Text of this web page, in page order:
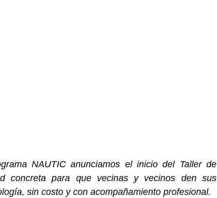
NAUTIC anunciamos el inicio del Taller de
concreta para que vecinas y vecinos den sus
sin costo y con acompañamiento profesional.